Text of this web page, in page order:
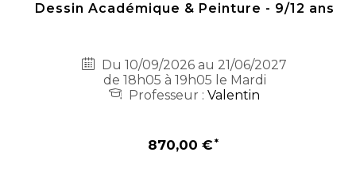
Dessin Académique & Peinture - 9/12 ans
Du 10/09/2026 au 21/06/2027
de 18h05 à 19h05 le Mardi
Professeur :Valentin
870,00 €